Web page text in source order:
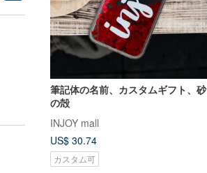
筆記体の名前、カスタムギフト、砂
の殻
INJOY mall
US$ 30.74
カスタム可